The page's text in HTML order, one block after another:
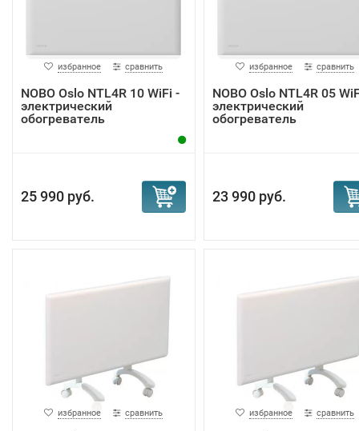
избранное сравнить
NOBO Oslo NTL4R 10 WiFi -
электрический
обогреватель
25 990 руб.
избранное сравнить
NOBO Oslo NTL4R 05
электрический
обогреватель
23 990 руб.
избранное сравнить избранное сравнить